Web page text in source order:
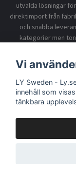
utvalda lösningar
direktimport från
och snabba
kategorier men
Information
Vi
LY Sweden -
innehåll som
tänkbara